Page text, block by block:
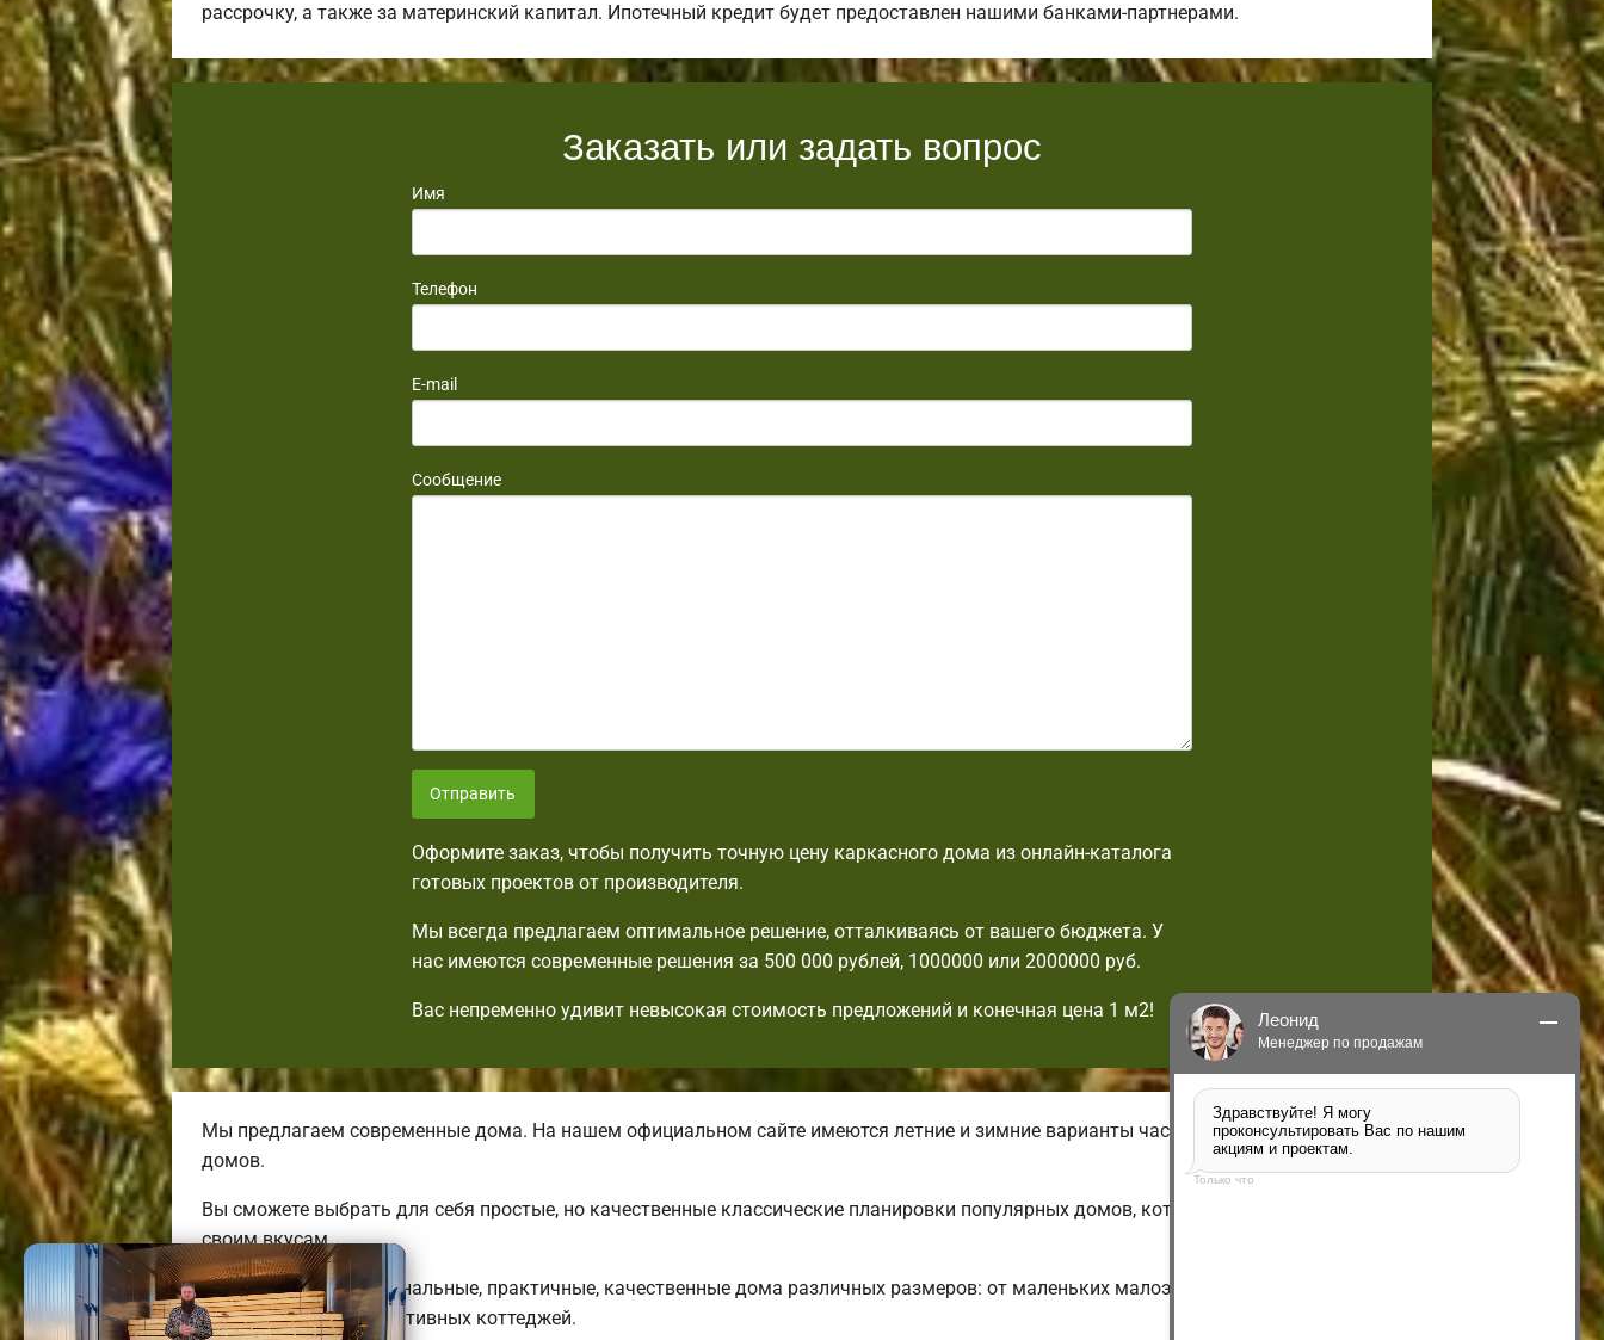
рассрочку, а также за материнский капитал. Ипотечный кредит будет предоставлен нашими банками-партнерами.
Заказать или задать вопрос
Имя
Телефон
E-mail
Сообщение
Отправить
Оформите заказ, чтобы получить точную цену каркасного дома из онлайн-каталога
готовых проектов от производителя.
Мы всегда предлагаем оптимальное решение, отталкиваясь от вашего бюджета. У
нас имеются современные решения за 500 000 рублей, 1000000 или 2000000 руб.
Вас непременно удивит невысокая стоимость предложений и конечная цена 1 м2!
Мы предлагаем современные дома. На нашем официальном сайте имеются летние и зимние варианты частных малогабаритных
домов.
Вы сможете выбрать для себя простые, но качественные классические планировки популярных домов, которые можно изменить по
своим вкусам.
Мы предлагаем оригинальные, практичные, качественные дома различных размеров: от маленьких малоэтажных и недорогих до
больших энергоэффективных коттеджей.
Леонид
Менеджер по продажам
Здравствуйте! Я могу
проконсультировать Вас по нашим
акциям и проектам.
Только что